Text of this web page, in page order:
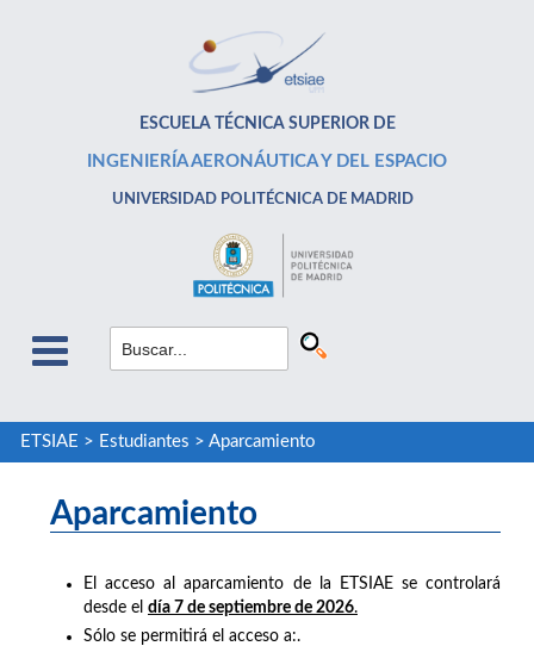
ESCUELA TÉCNICA SUPERIOR DE
INGENIERÍA AERONÁUTICA Y DEL ESPACIO
UNIVERSIDAD POLITÉCNICA DE MADRID
ETSIAE > Estudiantes > Aparcamiento
Aparcamiento
El acceso al aparcamiento de la ETSIAE se controlará
desde el día 7 de septiembre de 2026.
Sólo se permitirá el acceso a:.